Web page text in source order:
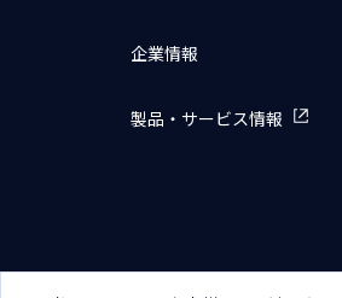
企業情報
製品・サービス情報